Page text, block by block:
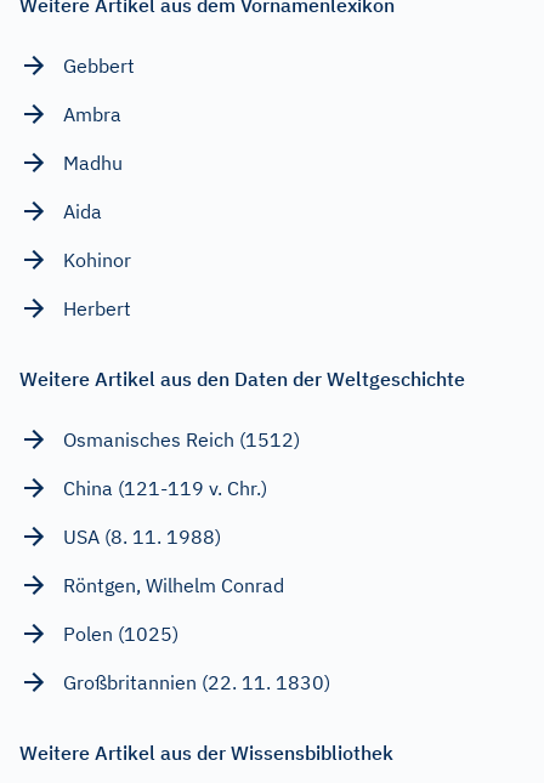
Gebbert
Ambra
Madhu
Aida
Kohinor
Herbert
Weitere Artikel aus den Daten der Weltgeschichte
Osmanisches Reich (1512)
China (121-119 v. Chr.)
USA (8. 11. 1988)
Röntgen, Wilhelm Conrad
Polen (1025)
Großbritannien (22. 11. 1830)
Weitere Artikel aus der Wissensbibliothek